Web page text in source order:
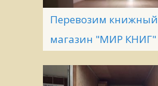
Перевозим книжный
магазин "МИР КНИГ"